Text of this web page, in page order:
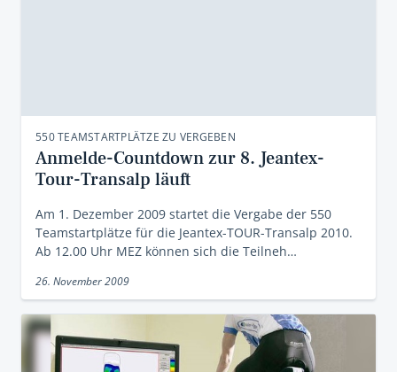
550 TEAMSTARTPLÄTZE ZU VERGEBEN
Anmelde-Countdown zur 8. Jeantex-
Tour-Transalp läuft
Am 1. Dezember 2009 startet die Vergabe der 550
Teamstartplätze für die Jeantex-TOUR-Transalp 2010.
Ab 12.00 Uhr MEZ können sich die Teilneh…
26. November 2009